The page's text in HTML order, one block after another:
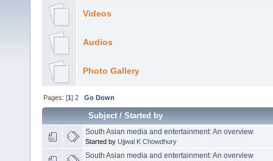
Videos
Audios
Photo Gallery
Pages: [1]2 Go Down
Subject/Started by
South Asian media and entertainment: An overview
Started by Ujjwal K Chowdhury
South Asian media and entertainment: An overview